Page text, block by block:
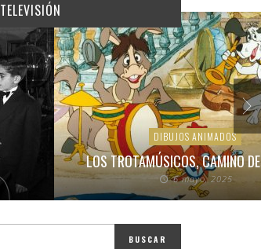
TELEVISIÓN
DIBUJOS ANIMADOS
LOS TROTAMÚSICOS, CAMINO
6 mayo, 2025